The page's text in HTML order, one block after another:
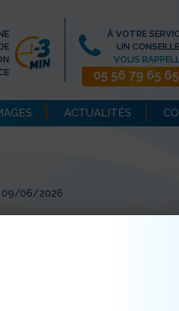
À VOTRE
UN
VOUS
05 56 79 65 65
ACTUALITÉS
09/06/2026
l'accueil de jour se transforme
des étudiants de l'École Brassart
apporte couleur,
vie et d'accueil. Jour après jour,